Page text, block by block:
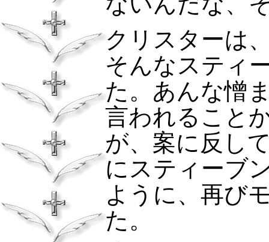
クリスターは
そんなスティ
た。あんな憎
言われること
が、案に反し
にスティーブ
ように、再び
た。